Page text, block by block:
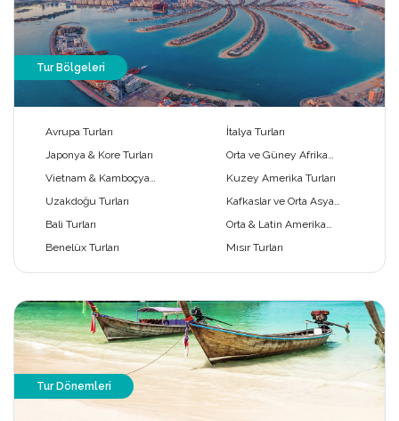
Tur Bölgeleri
Avrupa Turları
İtalya Turları
Japonya & Kore Turları
Orta ve Güney Afrika
Vietnam & Kamboçya
Kuzey Amerika Turları
Uzakdoğu Turları
Kafkaslar ve Orta Asya
Bali Turları
Orta & Latin Amerika
Benelüx Turları Mısır Turları
Tur Dönemleri